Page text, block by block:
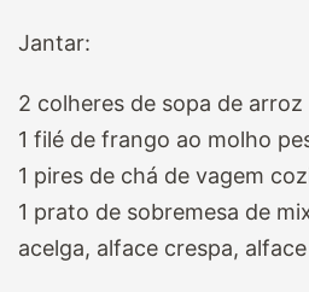
Jantar:
2 colheres de sopa de
1 filé de frango ao molho
1 pires de chá de vagem
1 prato de sobremesa de
acelga, alface crespa,